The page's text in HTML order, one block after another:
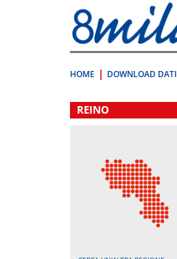
direttamente
a:
Contenuto
HOME DOWNLOAD DATI
.
REINO